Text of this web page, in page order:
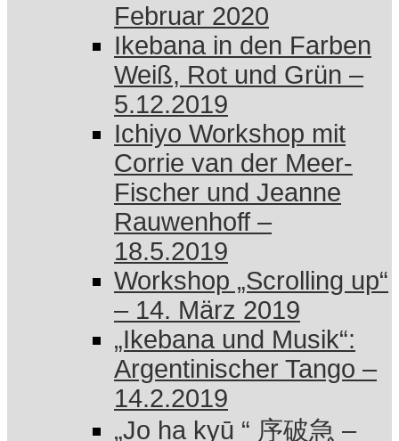
Februar 2020
Ikebana in den Farben
Weiß, Rot und Grün –
5.12.2019
Ichiyo Workshop mit
Corrie van der Meer-
Fischer und Jeanne
Rauwenhoff –
18.5.2019
Workshop „Scrolling up“
– 14. März 2019
„Ikebana und Musik“:
Argentinischer Tango –
14.2.2019
„Jo ha kyū “ 序破急 –